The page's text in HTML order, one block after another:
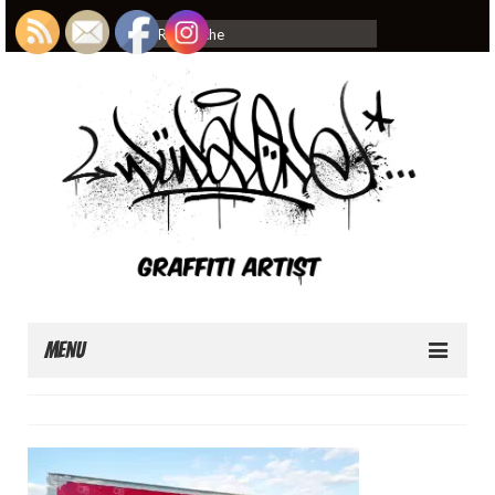
Rechercher
:
Menu